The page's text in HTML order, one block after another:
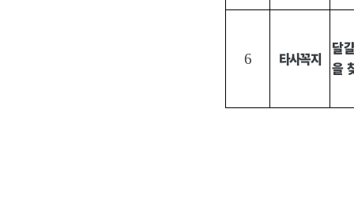
6 타사꼭지
달
을